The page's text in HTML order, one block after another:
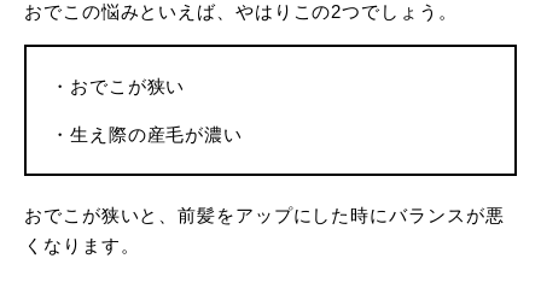
おでこの悩みといえば、やはりこの2つでしょう。
・おでこが狭い
・生え際の産毛が濃い
おでこが狭いと、前髪をアップにした時にバランスが悪
くなります。